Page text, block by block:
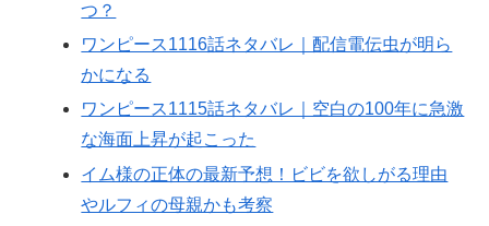
つ？
ワンピース1116話ネタバレ｜配信電伝虫が明ら
かになる
ワンピース1115話ネタバレ｜空白の100年に急激
な海面上昇が起こった
イム様の正体の最新予想！ビビを欲しがる理由
やルフィの母親かも考察